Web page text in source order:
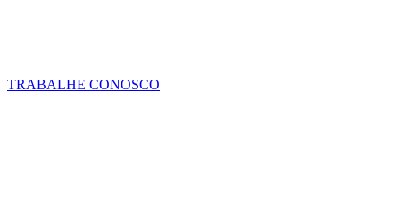
TRABALHE CONOSCO